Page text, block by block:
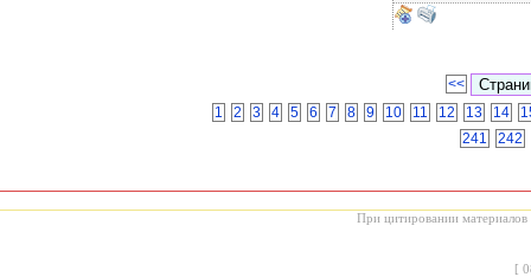
<<
1
2 3 4 5 6 7 8 9 10 11 12 13 14
241
242
При цитировании материалов
[